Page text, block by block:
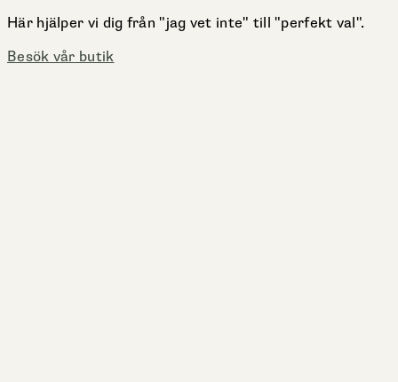
Här hjälper vi dig från "jag vet inte" till "perfekt val".
Besök vår butik